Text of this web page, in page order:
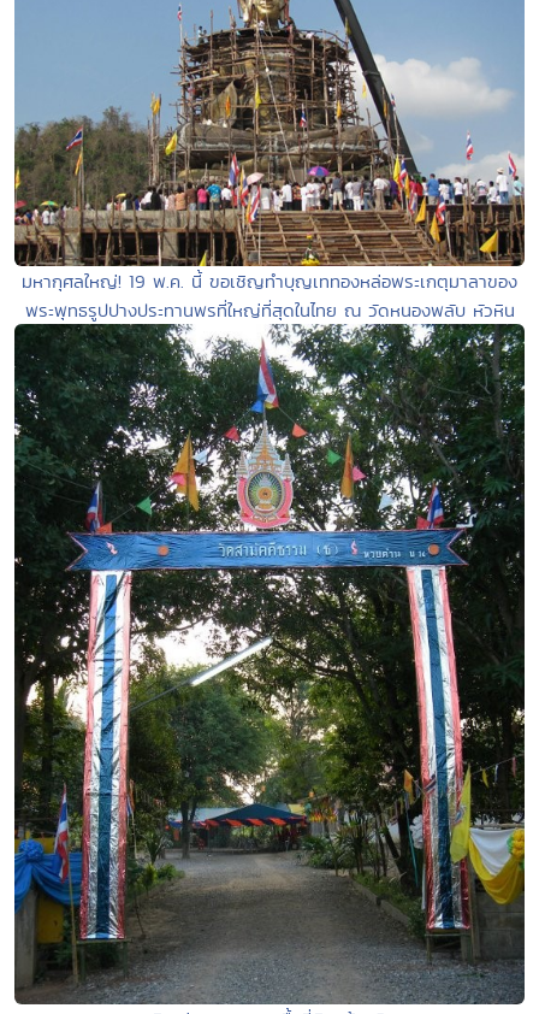
มหากุศลใหญ่! 19 พ.ค. นี้ ขอเชิญทำบุญเททองหล่อพระเกตุมาลาของ
พระพุทธรูปปางประทานพรที่ใหญ่ที่สุดในไทย ณ วัดหนองพลับ หัวหิน